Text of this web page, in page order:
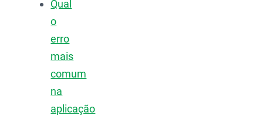
Qual
o
erro
mais
comum
na
aplicação